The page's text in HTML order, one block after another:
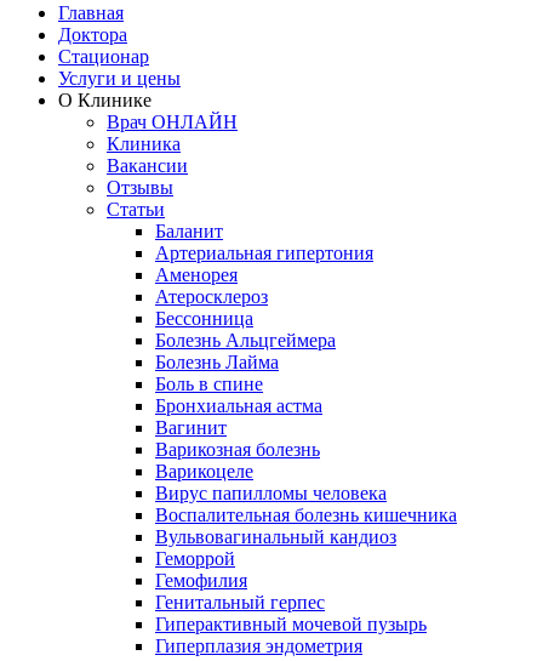
Главная
Доктора
Стационар
Услуги и цены
О Клинике
Врач ОНЛАЙН
Клиника
Вакансии
Отзывы
Статьи
Баланит
Артериальная гипертония
Аменорея
Атеросклероз
Бессонница
Болезнь Альцгеймера
Болезнь Лайма
Боль в спине
Бронхиальная астма
Вагинит
Варикозная болезнь
Варикоцеле
Вирус папилломы человека
Воспалительная болезнь кишечника
Вульвовагинальный кандиоз
Геморрой
Гемофилия
Генитальный герпес
Гиперактивный мочевой пузырь
Гиперплазия эндометрия